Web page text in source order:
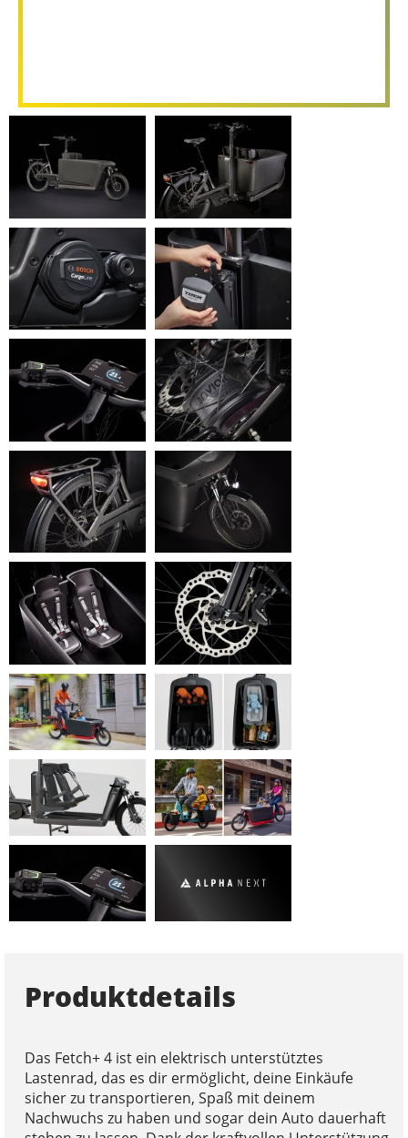
Produktdetails
Das Fetch+ 4 ist ein elektrisch unterstütztes
Lastenrad, das es dir ermöglicht, deine Einkäufe
sicher zu transportieren, Spaß mit deinem
Nachwuchs zu haben und sogar dein Auto dauerhaft